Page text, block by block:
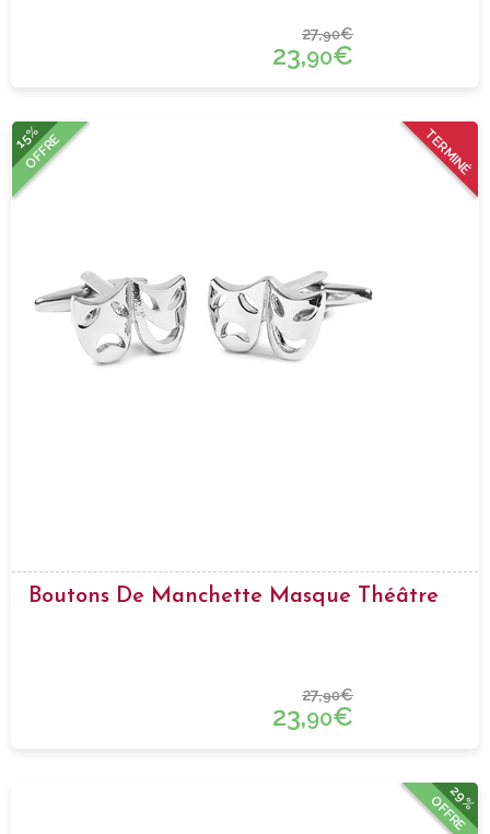
27,90€
23,90€
TERMINÉ
15%
OFFRE
Boutons De Manchette Masque Théâtre
27,90€
23,90€
29%
OFFRE